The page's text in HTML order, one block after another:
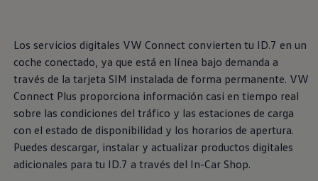
Vehículos eléctricos disponibles
Vehículos híbridos enchufables
Todo sobre ID.
Cambiando a la movilidad eléctrica
Actualización de Software ID.
Carga y autonomía
¿Cuántos kilómetros puedo recorrer?
Dónde recargar
Cómo recargar
Cargador ID.
Instalación Punto de Carga Coche Eléctrico en
Los servicios digitales VW Connect convierten tu ID.7 en un
coche conectado, ya que está en línea bajo demanda a
través de la tarjeta SIM instalada de forma permanente. VW
Connect Plus proporciona información casi en tiempo real
sobre las condiciones del tráfico y las estaciones de carga
con el estado de disponibilidad y los horarios de apertura.
Puedes descargar, instalar y actualizar productos digitales
adicionales para tu ID.7 a través del In-Car Shop.